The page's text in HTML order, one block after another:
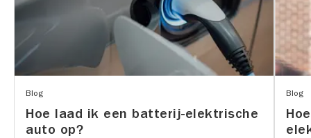
Blog
Hoe laad ik een batterij-elektrische
auto op?
Blog